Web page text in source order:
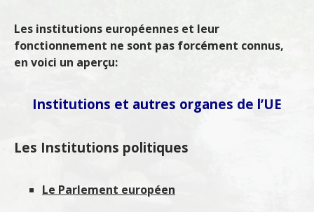
Les institutions européennes et leur
fonctionnement ne sont pas forcément connus,
en voici un aperçu:
Institutions et autres organes de l’UE
Les Institutions politiques
Le Parlement européen